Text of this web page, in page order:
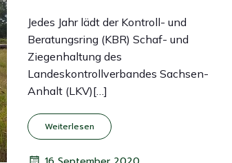
Jedes Jahr lädt der Kontroll- und
Beratungsring (KBR) Schaf- und
Ziegenhaltung des
Landeskontrollverbandes Sachsen-
Anhalt (LKV)[…]
Weiterlesen